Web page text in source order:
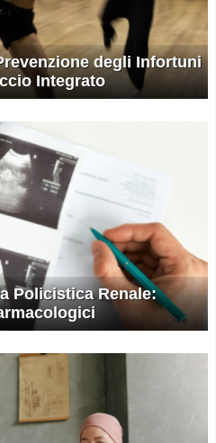
degli Infortuni
Integrato
Policistica Renale: